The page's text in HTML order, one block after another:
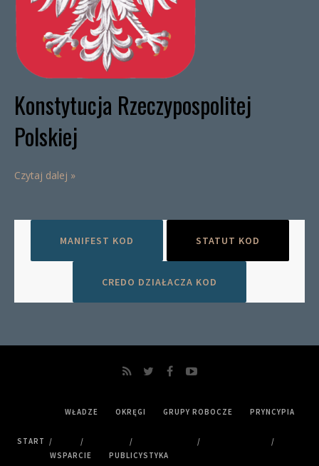
Konstytucja Rzeczypospolitej
Polskiej
Czytaj dalej »
MANIFEST KOD STATUT KOD
CREDO DZIAŁACZA KOD
START
WŁADZE OKRĘGI GRUPY ROBOCZE PRYNCYPIA
WSPARCIE PUBLICYSTYKA